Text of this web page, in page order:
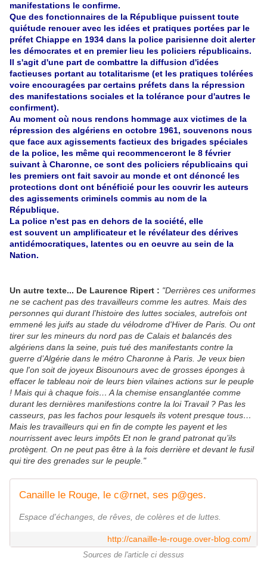
manifestations le confirme.
Que des fonctionnaires de la République puissent toute
quiétude renouer avec les idées et pratiques portées par le
préfet Chiappe en 1934 dans la police parisienne doit alerter
les démocrates et en premier lieu les policiers républicains.
Il s'agit d'une part de combattre la diffusion d'idées
factieuses portant au totalitarisme (et les pratiques tolérées
voire encouragées par certains préfets dans la répression
des manifestations sociales et la tolérance pour d'autres le
confirment).
Au moment où nous rendons hommage aux victimes de la
répression des algériens en octobre 1961, souvenons nous
que face aux agissements factieux des brigades spéciales
de la police, les même qui recommenceront le 8 février
suivant à Charonne, ce sont des policiers républicains qui
les premiers ont fait savoir au monde et ont dénoncé les
protections dont ont bénéficié pour les couvrir les auteurs
des agissements criminels commis au nom de la
République.
La police n'est pas en dehors de la société, elle
est souvent un amplificateur et le révélateur des dérives
antidémocratiques, latentes ou en oeuvre au sein de la
Nation.
Un autre texte... De Laurence Ripert : "Derrières ces uniformes
ne se cachent pas des travailleurs comme les autres. Mais des
personnes qui durant l’histoire des luttes sociales, autrefois ont
emmené les juifs au stade du vélodrome d'Hiver de Paris. Ou ont
tirer sur les mineurs du nord pas de Calais et balancés des
algériens dans la seine, puis tué des manifestants contre la
guerre d’Algérie dans le métro Charonne à Paris. Je veux bien
que l'on soit de joyeux Bisounours avec de grosses éponges à
effacer le tableau noir de leurs bien vilaines actions sur le peuple
! Mais qui à chaque fois… A la chemise ensanglantée comme
durant les dernières manifestions contre la loi Travail ? Pas les
casseurs, pas les fachos pour lesquels ils votent presque tous…
Mais les travailleurs qui en fin de compte les payent et les
nourrissent avec leurs impôts Et non le grand patronat qu’ils
protègent. On ne peut pas être à la fois derrière et devant le fusil
qui tire des grenades sur le peuple."
Canaille le Rouge, le c@rnet, ses p@ges.
Espace d'échanges, de rêves, de colères et de luttes.
http://canaille-le-rouge.over-blog.com/
Sources de l'article ci dessus